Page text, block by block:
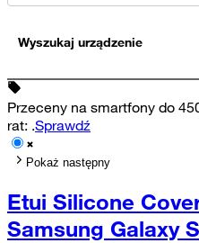
Wyszukaj urządzenie
Przeceny na smartfony do
rat: .Sprawdź
Pokaż następny
Etui Silicone
Samsung Galaxy